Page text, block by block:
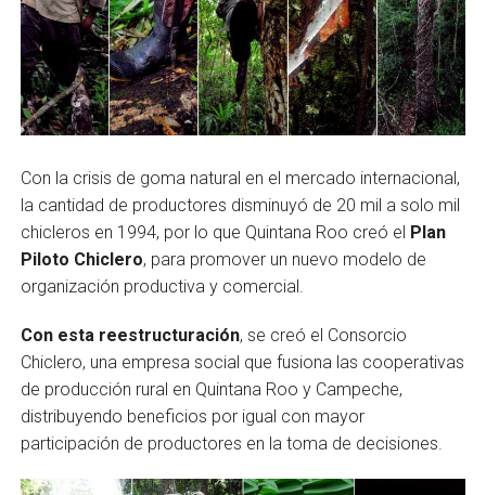
Con la crisis de goma natural en el mercado internacional,
la cantidad de productores disminuyó de 20 mil a solo mil
chicleros en 1994, por lo que Quintana Roo creó el Plan
Piloto Chiclero, para promover un nuevo modelo de
organización productiva y comercial.
Con esta reestructuración, se creó el Consorcio
Chiclero, una empresa social que fusiona las cooperativas
de producción rural en Quintana Roo y Campeche,
distribuyendo beneficios por igual con mayor
participación de productores en la toma de decisiones.